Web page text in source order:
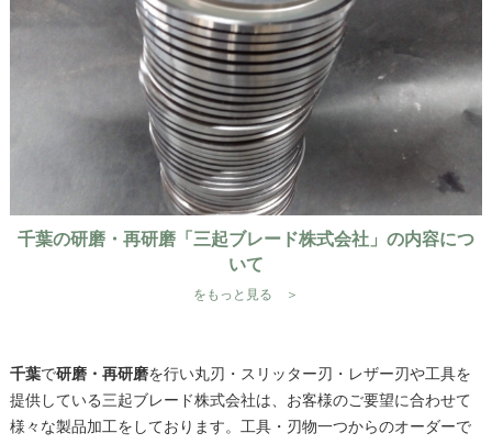
千葉の研磨・再研磨「三起ブレード株式会社」の内容につ
いて
をもっと見る ＞
千葉で研磨・再研磨を行い丸刃・スリッター刃・レザー刃や工具を
提供している三起ブレード株式会社は、お客様のご要望に合わせて
様々な製品加工をしております。工具・刃物一つからのオーダーで